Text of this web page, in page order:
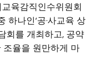
육감직인수위원회
하나인‘공·사교육 상
회를 개최하고, 공약
율을 원만하게 마